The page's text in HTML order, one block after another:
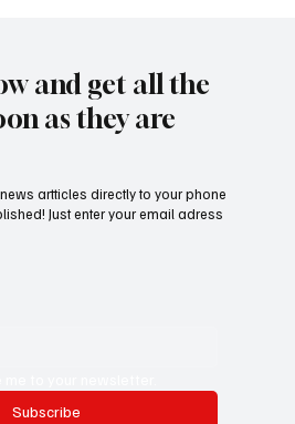
and get all the
as they are
Subscribe
artticles directly to your phone
Just enter your email adress